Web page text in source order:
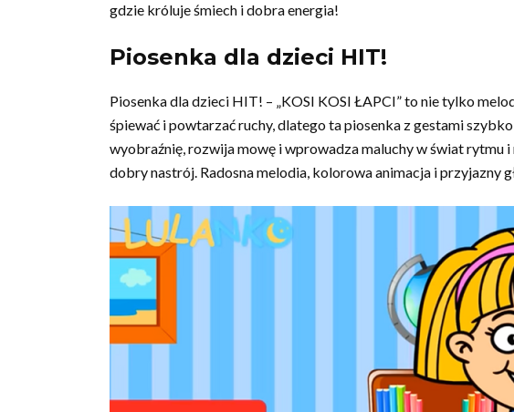
gdzie króluje śmiech i dobra energia!
Piosenka dla dzieci HIT!
Piosenka dla dzieci HIT! – „KOSI KOSI ŁAPCI” to nie tylko
śpiewać i powtarzać ruchy, dlatego ta piosenka z gestami
wyobraźnię, rozwija mowę i wprowadza maluchy w świat rytmu
dobry nastrój. Radosna melodia, kolorowa animacja i przyjazny